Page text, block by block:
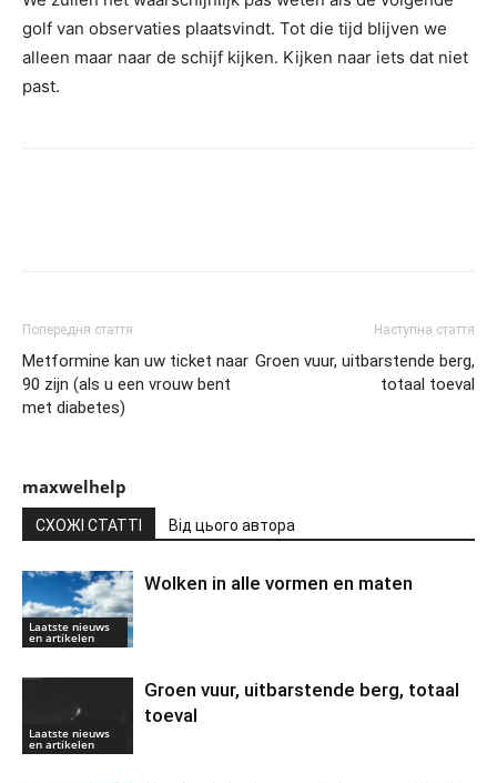
golf van observaties plaatsvindt. Tot die tijd blijven we
alleen maar naar de schijf kijken. Kijken naar iets dat niet
past.
Попередня стаття
Metformine kan uw ticket naar
90 zijn (als u een vrouw bent
met diabetes)
Наступна стаття
Groen vuur, uitbarstende berg,
totaal toeval
maxwelhelp
СХОЖІ СТАТТІ Від цього автора
Laatste nieuws
en artikelen
Wolken in alle vormen en maten
Laatste nieuws
en artikelen
Groen vuur, uitbarstende berg, totaal
toeval